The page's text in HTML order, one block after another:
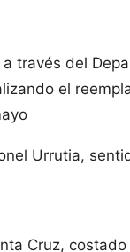
través del
el
Urrutia,
Cruz,